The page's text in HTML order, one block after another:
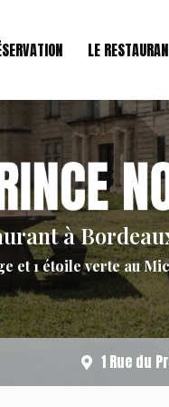
LE
Restaurant
Le Chef
à
et 1 étoile verte au
1 Rue du